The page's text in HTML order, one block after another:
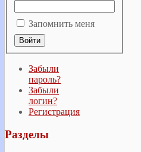
Запомнить меня
Забыли
пароль?
Забыли
логин?
Регистрация
Разделы